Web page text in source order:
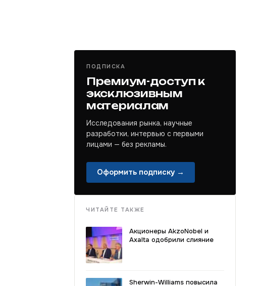
ПОДПИСКА
Премиум-доступ к
эксклюзивным
материалам
Исследования рынка, научные
разработки, интервью с первыми
лицами — без рекламы.
Оформить подписку →
ЧИТАЙТЕ ТАКЖЕ
Акционеры AkzoNobel и
Axalta одобрили слияние
Sherwin-Williams повысила